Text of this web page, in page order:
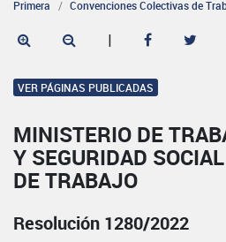
Primera Convenciones Colectivas de
|
VER PÁGINAS PUBLICADAS
MINISTERIO DE
Y SEGURIDAD
DE TRABAJO
Resolución 1280/2022